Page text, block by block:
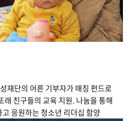
재단의 어른 기부자가 매칭 펀드로
래 친구들의 교육 지원. 나눔을 통해
응원하는 청소년 리더십 함양